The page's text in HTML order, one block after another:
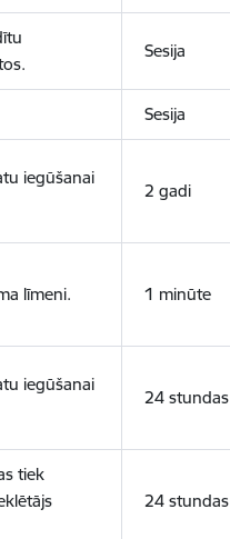
Sesija
Sesija
iegūšanai
2 gadi
līmeni. 1 minūte
iegūšanai
24 stundas
tiek
24 stundas